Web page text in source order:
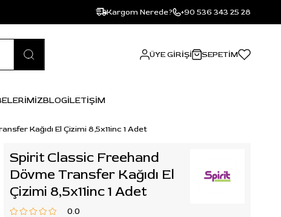
Kargom Nerede? +90 536 343 25 28
ÜYE GIRIŞI SEPETIM
BLOGİLETİŞİM
Kağıdı El Çizimi 8,5x11inc 1 Adet
Spirit Classic Freehand
Dövme Transfer Kağıdı El
Çizimi 8,5x11inc 1 Adet
0.0